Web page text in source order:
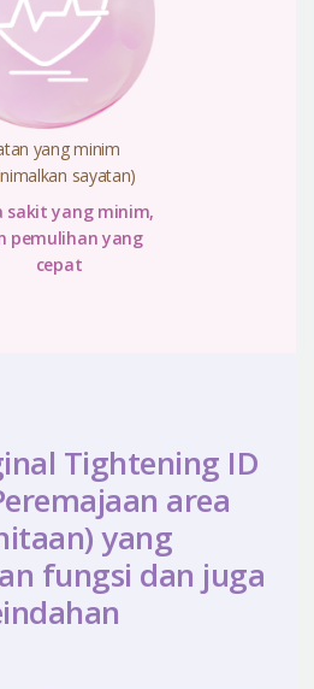
yang minim
sayatan)
sakit yang minim,
pemulihan yang
cepat
Tightening ID
area
yang
fungsi dan juga